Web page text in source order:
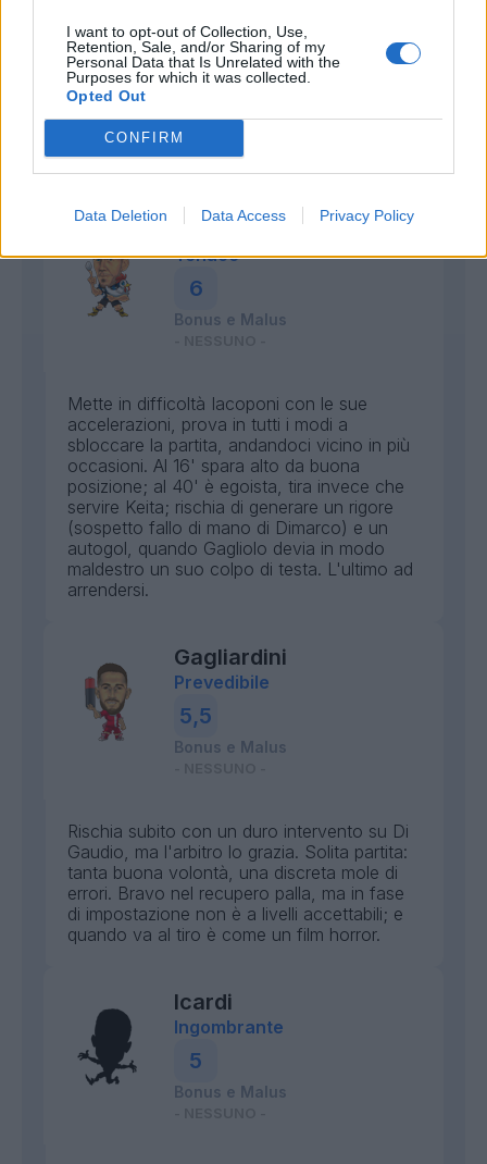
I want to opt-out of Collection, Use,
Retention, Sale, and/or Sharing of my
Personal Data that Is Unrelated with the
Purposes for which it was collected.
Opted Out
CONFIRM
Data Deletion Data Access Privacy Policy
Nel primo tempo è un trascinatore per i
compagni: ci prova ripetutamente con il tiro
da fuori, trovando sulla sua strada un
attento Sepe o sbagliando di poco la misura.
Si spegne presto: nel secondo tempo
gradualmente sparisce dal campo, senza più
riuscire a incidere.
Perisic
Tenace
6
Bonus e Malus
Mette in difficoltà Iacoponi con le sue
accelerazioni, prova in tutti i modi a
sbloccare la partita, andandoci vicino in più
occasioni. Al 16' spara alto da buona
posizione; al 40' è egoista, tira invece che
servire Keita; rischia di generare un rigore
(sospetto fallo di mano di Dimarco) e un
autogol, quando Gagliolo devia in modo
maldestro un suo colpo di testa. L'ultimo ad
arrendersi.
Gagliardini
Prevedibile
5,5
Bonus e Malus
Rischia subito con un duro intervento su Di
Gaudio, ma l'arbitro lo grazia. Solita partita:
tanta buona volontà, una discreta mole di
errori. Bravo nel recupero palla, ma in fase
di impostazione non è a livelli accettabili; e
quando va al tiro è come un film horror.
Icardi
Ingombrante
5
Bonus e Malus